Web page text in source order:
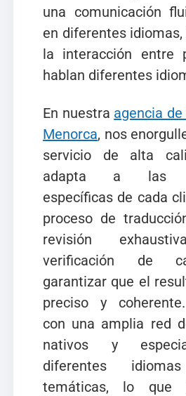
una comunicación
en diferentes
la interacción entre
hablan diferentes
En nuestra agencia
Menorca, nos
servicio de alta
adapta a las
específicas de cada
proceso de
revisión
verificación de
garantizar que el
preciso y
con una amplia red
nativos y
diferentes
temáticas, lo que